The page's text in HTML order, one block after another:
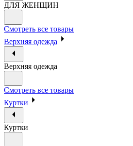
ДЛЯ ЖЕНЩИН
Смотреть все товары
Верхняя одежда
Верхняя одежда
Смотреть все товары
Куртки
Куртки